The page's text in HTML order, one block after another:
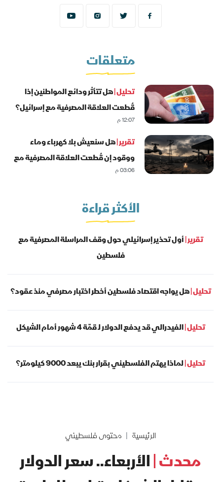
متعلقات
تحليل |هل تتأثر ودائع المواطنين إذا
قُطعت العلاقة المصرفية مع إسرائيل؟
12:07 م
تقرير |هل سنعيش بلا كهرباء وماء
ووقود إن قُطعت العلاقة المصرفية مع
إسرائيل؟
03:06 م
الأكثر قراءة
تقرير |أول تحذير إسرائيلي حول وقف المراسلة المصرفية مع
فلسطين
تحليل |هل يواجه اقتصاد فلسطين أخطر اختبار مصرفي منذ عقود؟
تحليل |الفيدرالي قد يدفع الدولار لـ قمّة 4 شهور أمام الشيكل
تحليل |لماذا يهتم الفلسطيني بقرار بنك يبعد 9000 كيلومتر؟
الرئيسية محتوى فلسطيني
محدث |الأربعاء.. سعر الدولار